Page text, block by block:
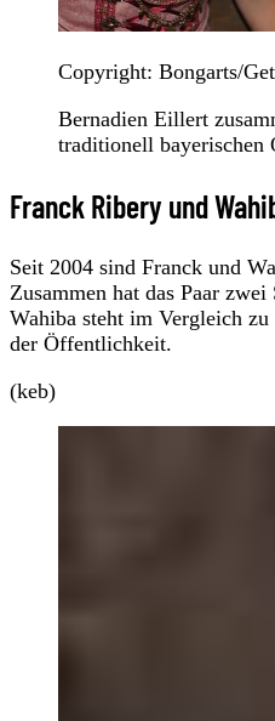
Copyright: Bongarts/
Bernadien Eillert
traditionell bayerischen
Franck Ribery und
Seit 2004 sind Franck und
Zusammen hat das Paar
Wahiba steht im Vergleich
der Öffentlichkeit.
(keb)